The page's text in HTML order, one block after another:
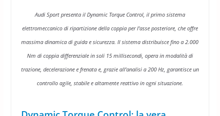
Audi Sport presenta il Dynamic Torque Control, il primo sistema
elettromeccanico di ripartizione della coppia per l’asse posteriore, che offre
massima dinamica di guida e sicurezza. Il sistema distribuisce fino a 2.000
Nm di coppia differenziale in soli 15 millisecondi, opera in modalità di
trazione, decelerazione e frenata e, grazie all’analisi a 200 Hz, garantisce un
controllo agile, stabile e altamente reattivo in ogni situazione.